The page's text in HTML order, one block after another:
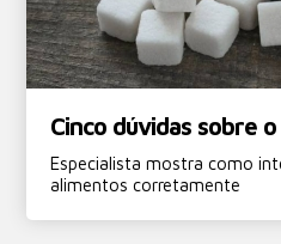
Cinco dúvidas sobre
Especialista mostra como
alimentos corretamente